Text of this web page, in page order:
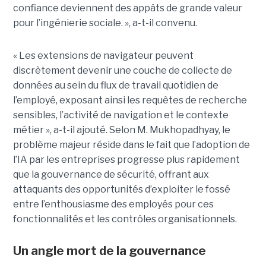
confiance deviennent des appâts de grande valeur
pour l’ingénierie sociale. », a-t-il convenu.
« Les extensions de navigateur peuvent
discrètement devenir une couche de collecte de
données au sein du flux de travail quotidien de
l’employé, exposant ainsi les requêtes de recherche
sensibles, l’activité de navigation et le contexte
métier », a-t-il ajouté. Selon M. Mukhopadhyay, le
problème majeur réside dans le fait que l’adoption de
l’IA par les entreprises progresse plus rapidement
que la gouvernance de sécurité, offrant aux
attaquants des opportunités d’exploiter le fossé
entre l’enthousiasme des employés pour ces
fonctionnalités et les contrôles organisationnels.
Un angle mort de la gouvernance